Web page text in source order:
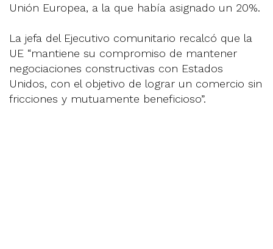
Unión Europea, a la que había asignado un 20%.
La jefa del Ejecutivo comunitario recalcó que la
UE “mantiene su compromiso de mantener
negociaciones constructivas con Estados
Unidos, con el objetivo de lograr un comercio sin
fricciones y mutuamente beneficioso”.